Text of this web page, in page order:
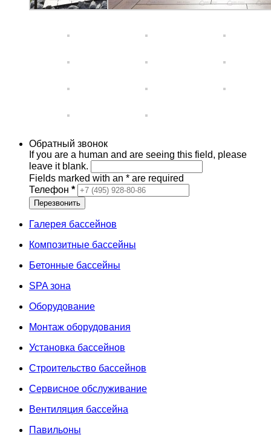
Обратный звонок
If you are a human and are seeing this field, please
leave it blank.
Fields marked with an * are required
Телефон *
Галерея бассейнов
Композитные бассейны
Бетонные бассейны
SPA зона
Оборудование
Монтаж оборудования
Установка бассейнов
Строительство бассейнов
Сервисное обслуживание
Вентиляция бассейна
Павильоны